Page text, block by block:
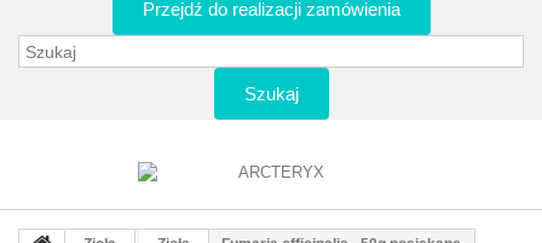
Przejdź do realizacji zamówienia
Szukaj